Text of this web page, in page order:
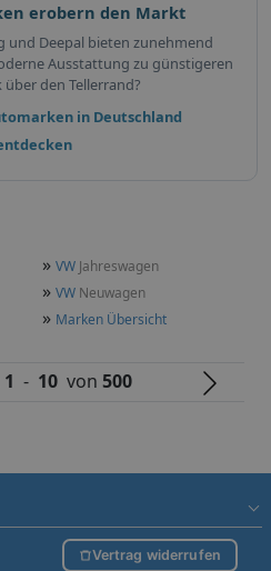
erobern den Markt
und Deepal bieten zunehmend
Ausstattung zu günstigeren
über den Tellerrand?
in Deutschland
» VW Jahreswagen
» VW Neuwagen
» Marken Übersicht
1 - 10 von500
Vertrag widerrufen